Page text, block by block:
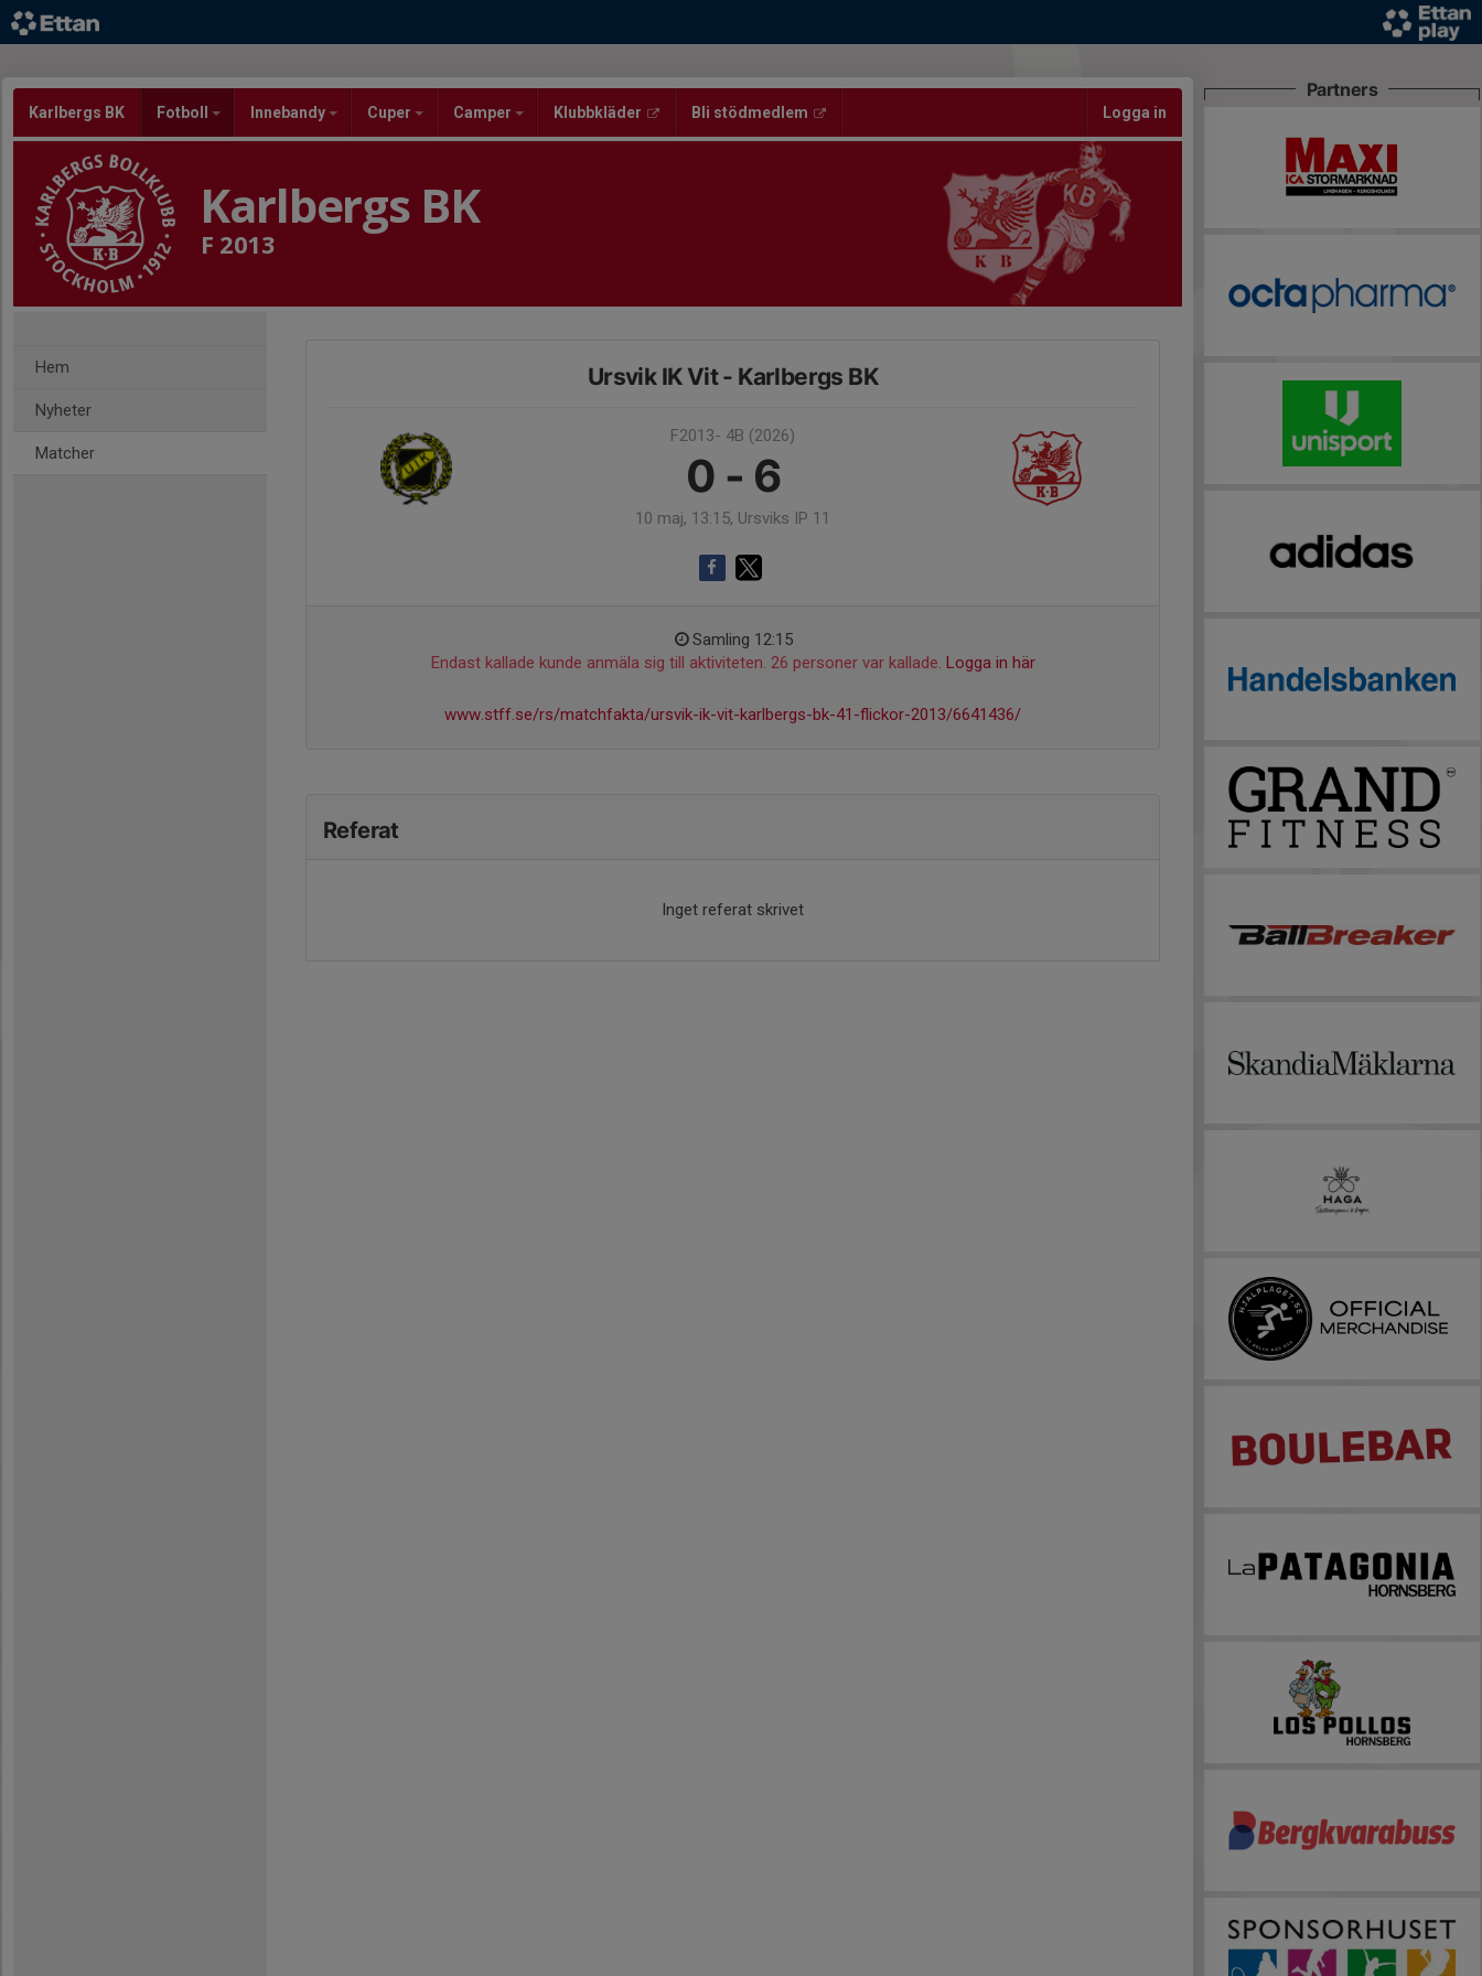
Karlbergs BK Fotboll Innebandy Cuper Camper Klubbkläder Bli stödmedlem Logga in
Karlbergs BK
F 2013
Hem
Nyheter
Matcher
Ursvik IK Vit - Karlbergs BK
F2013- 4B (2026)
0 - 6
10 maj, 13:15, Ursviks IP 11
Samling 12:15
Endast kallade kunde anmäla sig till aktiviteten. 26 personer var kallade. Logga in här
www.stff.se/rs/matchfakta/ursvik-ik-vit-karlbergs-bk-41-flickor-2013/6641436/
Referat
Inget referat skrivet
Partners